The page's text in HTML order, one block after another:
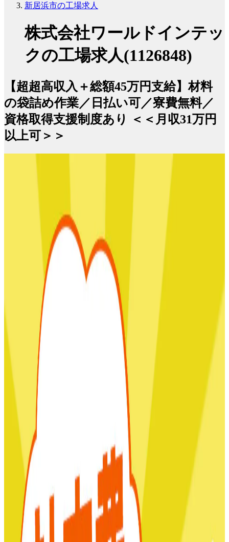
新居浜市の工場求人
株式会社ワールドインテッ
クの工場求人(1126848)
【超超高収入＋総額45万円支給】材料
の袋詰め作業／日払い可／寮費無料／
資格取得支援制度あり ＜＜月収31万円
以上可＞＞